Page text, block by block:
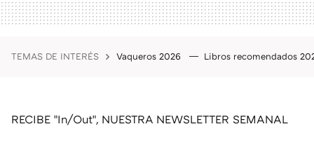
TEMAS DE INTERÉS Vaqueros 2026 Libros recomendados
RECIBE "In/Out", NUESTRA NEWSLETTER SEMANAL